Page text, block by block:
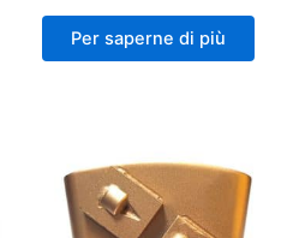
Per saperne di più